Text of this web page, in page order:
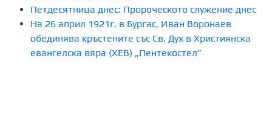
Петдесятница днес: Пророческото служение днес
На 26 април 1921г. в Бургас, Иван Воронаев
обединява кръстените със Св. Дух в Християнска
евангелска вяра (ХЕВ) „Пентекостел”